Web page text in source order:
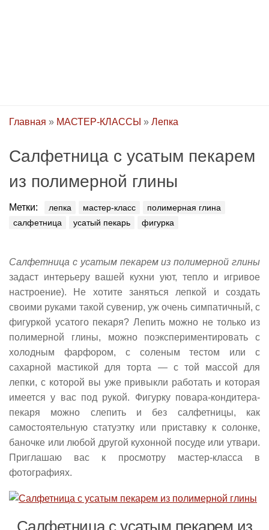
Главная » МАСТЕР-КЛАССЫ » Лепка
Салфетница с усатым пекарем
из полимерной глины
Метки: лепка мастер-класс
полимерная глина
салфетница
усатый пекарь фигурка
Салфетница с усатым пекарем из полимерной глины
задаст интерьеру вашей кухни уют, тепло и игривое
настроение). Не хотите заняться лепкой и создать
своими руками такой сувенир, уж очень симпатичный, с
фигуркой усатого пекаря? Лепить можно не только из
полимерной глины, можно поэкспериментировать с
холодным фарфором, с соленым тестом или с
сахарной мастикой для торта — с той массой для
лепки, с которой вы уже привыкли работать и которая
имеется у вас под рукой. Фигурку повара-кондитера-
пекаря можно слепить и без салфетницы, как
самостоятельную статуэтку или приставку к солонке,
баночке или любой другой кухонной посуде или утвари.
Приглашаю вас к просмотру мастер-класса в
фотографиях.
Салфетница с усатым пекарем из